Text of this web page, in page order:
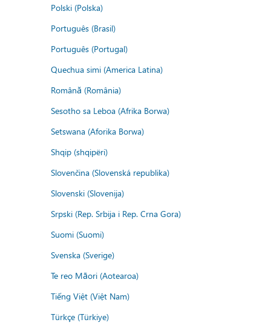
Polski (Polska)
Português (Brasil)
Português (Portugal)
Quechua simi (America Latina)
Română (România)
Sesotho sa Leboa (Afrika Borwa)
Setswana (Aforika Borwa)
Shqip (shqipëri)
Slovenčina (Slovenská republika)
Slovenski (Slovenija)
Srpski (Rep. Srbija i Rep. Crna Gora)
Suomi (Suomi)
Svenska (Sverige)
Te reo Māori (Aotearoa)
Tiếng Việt (Việt Nam)
Türkçe (Türkiye)